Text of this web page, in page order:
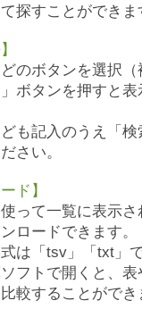
探すことができま
のボタンを選択（
ボタンを押すと表
も記入のうえ「検
さい。
ド】
って一覧に表示さ
ロードできます。
は「tsv」「txt」
フトで開くと、表
較することができ